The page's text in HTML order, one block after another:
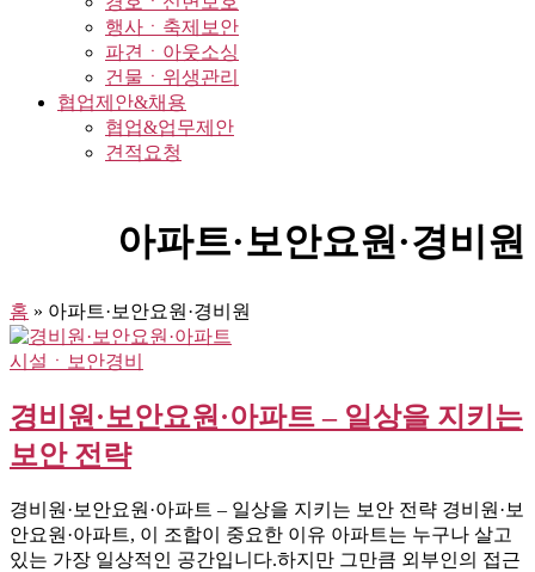
행사ㆍ축제보안
파견ㆍ아웃소싱
건물ㆍ위생관리
협업제안&채용
협업&업무제안
견적요청
아파트·보안요원·경비원
홈 » 아파트·보안요원·경비원
시설ㆍ보안경비
경비원·보안요원·아파트 – 일상을 지키는
보안 전략
경비원·보안요원·아파트 – 일상을 지키는 보안 전략 경비원·보
안요원·아파트, 이 조합이 중요한 이유 아파트는 누구나 살고
있는 가장 일상적인 공간입니다.하지만 그만큼 외부인의 접근